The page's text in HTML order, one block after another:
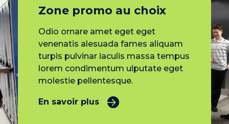
Zone promo au choix
Odio ornare amet eget eget
venenatis alesuada fames aliquam
turpis pulvinar iaculis massa tempus
lorem condimentum ulputate eget
molestie pellentesque.
En savoir plus